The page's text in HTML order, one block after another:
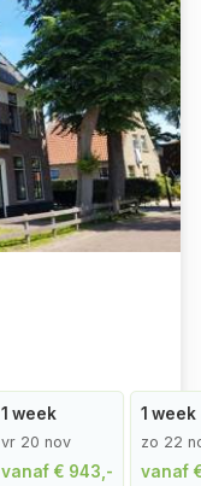
1 week
vr 20 nov
vanaf € 943,-
1 week
zo 22
vanaf